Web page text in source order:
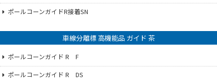
ポールコーンガイドR接着SN
車線分離標 高機能品 ガイド 茶
ポールコーンガイド R F
ポールコーンガイド R DS